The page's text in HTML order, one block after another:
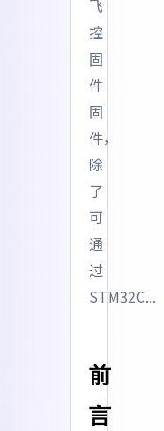
飞
控
固
件
固
件，
除
了
可
通
过
STM32C...
前
言